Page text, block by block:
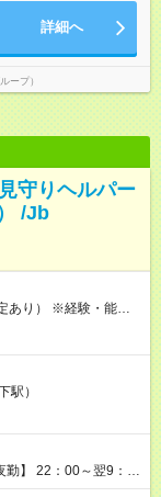
詳細へ
ープ）
守りヘルパー
/Jb
り） ※経験・能力を
部分があります。 雇
1,660円以上
駅）
】 22：00～翌9：